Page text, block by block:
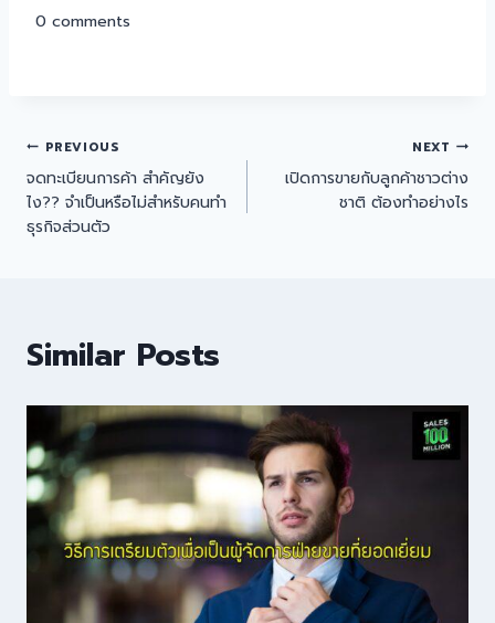
0 comments
PREVIOUS
จดทะเบียนการค้า สำคัญยัง
ไง?? จำเป็นหรือไม่สำหรับคนทำ
ธุรกิจส่วนตัว
NEXT
เปิดการขายกับลูกค้าชาวต่าง
ชาติ ต้องทำอย่างไร
Similar Posts